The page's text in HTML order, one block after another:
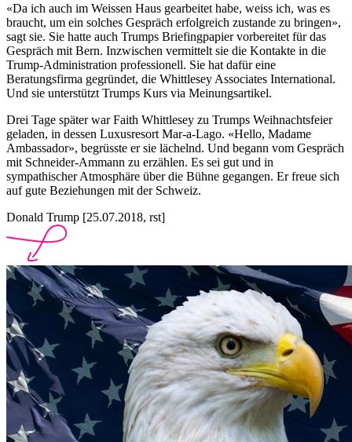
«Da ich auch im Weissen Haus gearbeitet habe, weiss ich, was es
braucht, um ein solches Gespräch erfolgreich zustande zu bringen»,
sagt sie. Sie hatte auch Trumps Briefingpapier vorbereitet für das
Gespräch mit Bern. Inzwischen vermittelt sie die Kontakte in die
Trump-Administration professionell. Sie hat dafür eine
Beratungsfirma gegründet, die Whittlesey Associates International.
Und sie unterstützt Trumps Kurs via Meinungsartikel.
Drei Tage später war Faith Whittlesey zu Trumps Weihnachtsfeier
geladen, in dessen Luxusresort Mar-a-Lago. «Hello, Madame
Ambassador», begrüsste er sie lächelnd. Und begann vom Gespräch
mit Schneider-Ammann zu erzählen. Es sei gut und in
sympathischer Atmosphäre über die Bühne gegangen. Er freue sich
auf gute Beziehungen mit der Schweiz.
Donald Trump [25.07.2018, rst]